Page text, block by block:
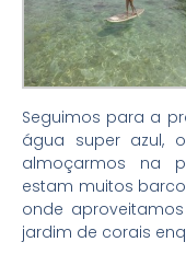
Seguimos para a
água super azul,
almoçarmos na
estam muitos
onde
jardim de corais